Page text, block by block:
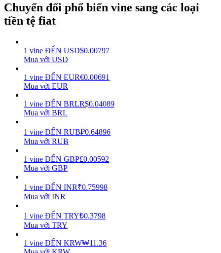
Power Piggy
Làm cho tài sản của bạn tăng giá trị đều đặn
Chuyển đổi phổ biến vine sang các loại
tiền tệ fiat
1 vine ĐẾN USD$0.00797
Mua với USD
1 vine ĐẾN EUR€0.00691
Mua với EUR
1 vine ĐẾN BRLR$0.04089
Mua với BRL
1 vine ĐẾN RUB₽0.64896
Mua với RUB
1 vine ĐẾN GBP£0.00592
Mua với GBP
1 vine ĐẾN INR₹0.75998
Mua với INR
1 vine ĐẾN TRY₺0.3798
Mua với TRY
1 vine ĐẾN KRW₩11.36